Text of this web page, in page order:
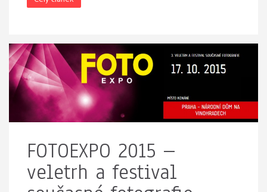
FOTOEXPO 2015 –
veletrh a festival